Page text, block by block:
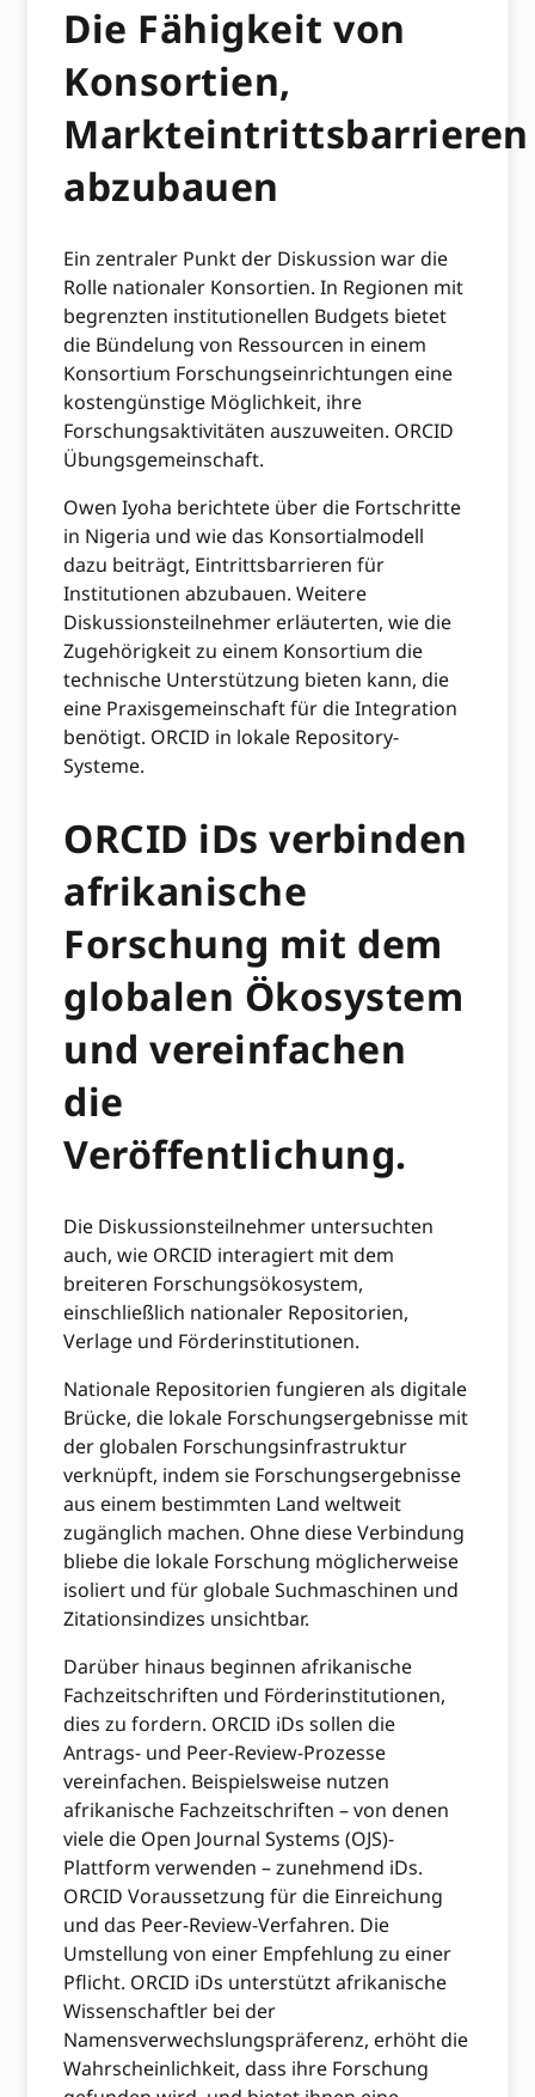
Die Fähigkeit von
Konsortien,
Markteintrittsbarrieren
abzubauen
Ein zentraler Punkt der Diskussion war die
Rolle nationaler Konsortien. In Regionen mit
begrenzten institutionellen Budgets bietet
die Bündelung von Ressourcen in einem
Konsortium Forschungseinrichtungen eine
kostengünstige Möglichkeit, ihre
Forschungsaktivitäten auszuweiten. ORCID
Übungsgemeinschaft.
Owen Iyoha berichtete über die Fortschritte
in Nigeria und wie das Konsortialmodell
dazu beiträgt, Eintrittsbarrieren für
Institutionen abzubauen. Weitere
Diskussionsteilnehmer erläuterten, wie die
Zugehörigkeit zu einem Konsortium die
technische Unterstützung bieten kann, die
eine Praxisgemeinschaft für die Integration
benötigt. ORCID in lokale Repository-
Systeme.
ORCID iDs verbinden
afrikanische
Forschung mit dem
globalen Ökosystem
und vereinfachen
die
Veröffentlichung.
Die Diskussionsteilnehmer untersuchten
auch, wie ORCID interagiert mit dem
breiteren Forschungsökosystem,
einschließlich nationaler Repositorien,
Verlage und Förderinstitutionen.
Nationale Repositorien fungieren als digitale
Brücke, die lokale Forschungsergebnisse mit
der globalen Forschungsinfrastruktur
verknüpft, indem sie Forschungsergebnisse
aus einem bestimmten Land weltweit
zugänglich machen. Ohne diese Verbindung
bliebe die lokale Forschung möglicherweise
isoliert und für globale Suchmaschinen und
Zitationsindizes unsichtbar.
Darüber hinaus beginnen afrikanische
Fachzeitschriften und Förderinstitutionen,
dies zu fordern. ORCID iDs sollen die
Antrags- und Peer-Review-Prozesse
vereinfachen. Beispielsweise nutzen
afrikanische Fachzeitschriften – von denen
viele die Open Journal Systems (OJS)-
Plattform verwenden – zunehmend iDs.
ORCID Voraussetzung für die Einreichung
und das Peer-Review-Verfahren. Die
Umstellung von einer Empfehlung zu einer
Pflicht. ORCID iDs unterstützt afrikanische
Wissenschaftler bei der
Namensverwechslungspräferenz, erhöht die
Wahrscheinlichkeit, dass ihre Forschung